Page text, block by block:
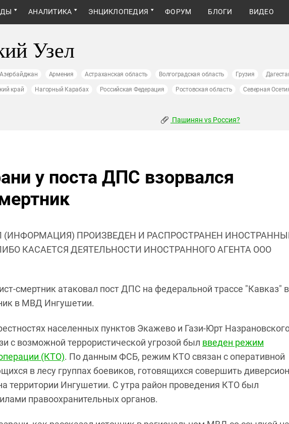
АНАЛИТИКА ЭНЦИКЛОПЕДИЯ ФОРУМ БЛОГИ ВИДЕО
Узел
Азербайджан Армения Астраханская область Волгоградская область Грузия
край Нагорный Карабах Российская Федерация Ростовская область Северная
Пашинян vs Россия?
у поста ДПС взорвался
ПРОИЗВЕДЕН И РАСПРОСТРАНЕН
КАСАЕТСЯ ДЕЯТЕЛЬНОСТИ ИНОСТРАННОГО АГЕНТА ООО
смертник атаковал пост ДПС на федеральной трассе "Кавказ" в
в МВД Ингушетии.
населенных пунктов Экажево и Гази-Юрт
с возможной террористической угрозой был введен режим
(КТО). По данным ФСБ, режим КТО связан с оперативной
в лесу группах боевиков, готовящихся совершить
территории Ингушетии. С утра район проведения КТО был
правоохранительных органов.